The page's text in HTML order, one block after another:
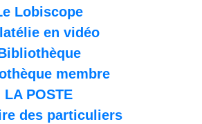
Lobiscope
en vidéo
membre
LA POSTE
des particuliers